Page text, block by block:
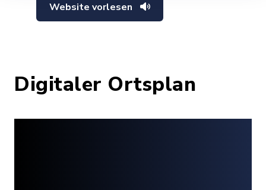
Website vorlesen
Digitaler Ortsplan